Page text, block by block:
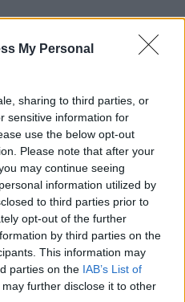
My Personal
sharing to third parties, or
sensitive information for
use the below opt-out
Please note that after your
may continue seeing
information utilized by
to third parties prior to
opt-out of the further
by third parties on the
This information may
parties on the IAB’s List of
may further disclose it to other